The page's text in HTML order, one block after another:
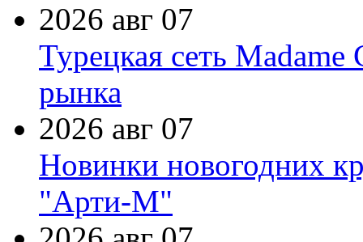
2026 авг 07
Турецкая сеть Madame
рынка
2026 авг 07
Новинки новогодних
"Арти-М"